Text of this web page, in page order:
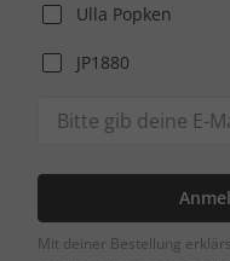
Ulla Popken
JP1880
Mit deiner Bestellung